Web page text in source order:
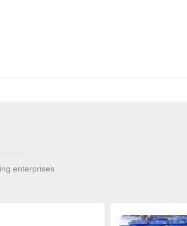
enterprises